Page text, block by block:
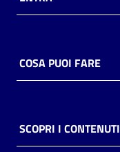
COSA PUOI FARE
SCOPRI I CONTENUTI